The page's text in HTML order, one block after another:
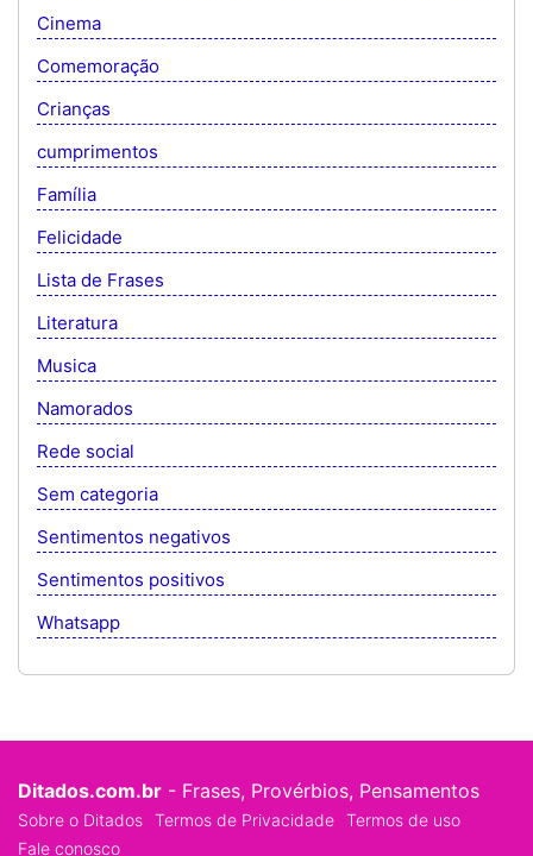
Cinema
Comemoração
Crianças
cumprimentos
Família
Felicidade
Lista de Frases
Literatura
Musica
Namorados
Rede social
Sem categoria
Sentimentos negativos
Sentimentos positivos
Whatsapp
Ditados.com.br - Frases, Provérbios, Pensamentos
Sobre o Ditados Termos de Privacidade Termos de uso
Fale conosco